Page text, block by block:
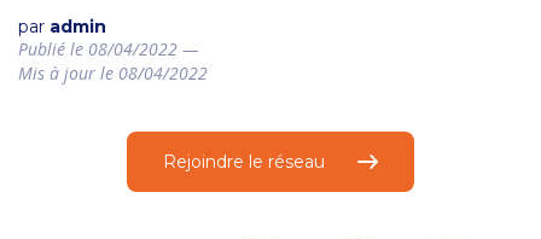
par admin
Publié le 08/04/2022 —
Mis à jour le 08/04/2022
Rejoindre le réseau